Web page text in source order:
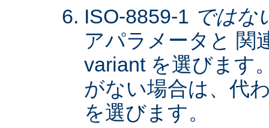
ISO-8859-1 ではな
アパラメータと 関
variant を選びます
がない場合は、代
を選びます。